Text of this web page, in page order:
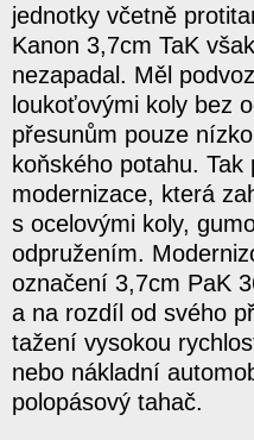
jednotky včetně
Kanon 3,7cm TaK
nezapadal. Měl
loukoťovými koly bez
přesunům pouze
koňského potahu.
modernizace, která
s ocelovými koly,
odpružením.
označení 3,7cm PaK
a na rozdíl od svého
tažení vysokou
nebo nákladní
polopásový tahač.